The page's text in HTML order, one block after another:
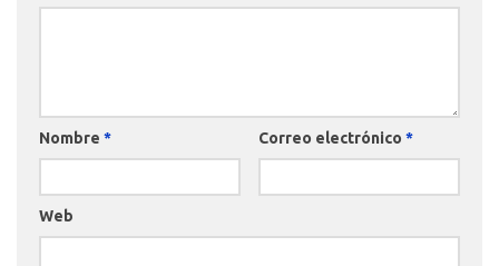
Nombre * Correo electrónico *
Web